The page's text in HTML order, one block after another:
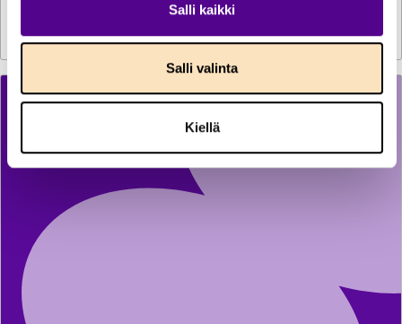
Salli kaikki
Salli valinta
Kiellä
Sähkön käyttö kasvoi kesäkuussa reilun prosentin